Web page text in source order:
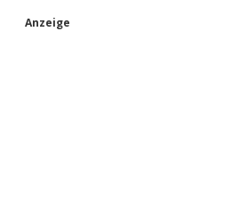
S
Anzeige